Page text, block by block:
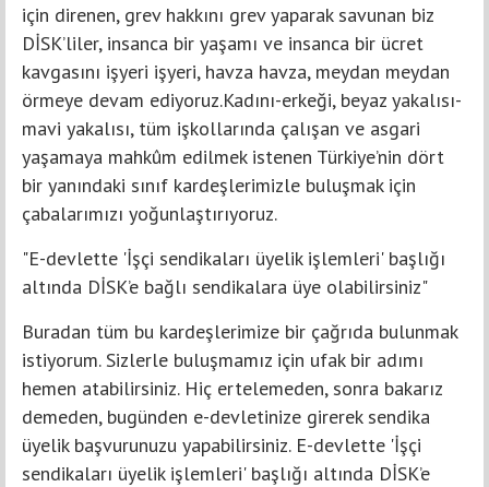
için direnen, grev hakkını grev yaparak savunan biz
DİSK’liler, insanca bir yaşamı ve insanca bir ücret
kavgasını işyeri işyeri, havza havza, meydan meydan
örmeye devam ediyoruz.Kadını-erkeği, beyaz yakalısı-
mavi yakalısı, tüm işkollarında çalışan ve asgari
yaşamaya mahkûm edilmek istenen Türkiye’nin dört
bir yanındaki sınıf kardeşlerimizle buluşmak için
çabalarımızı yoğunlaştırıyoruz.
"E-devlette 'İşçi sendikaları üyelik işlemleri' başlığı
altında DİSK’e bağlı sendikalara üye olabilirsiniz"
Buradan tüm bu kardeşlerimize bir çağrıda bulunmak
istiyorum. Sizlerle buluşmamız için ufak bir adımı
hemen atabilirsiniz. Hiç ertelemeden, sonra bakarız
demeden, bugünden e-devletinize girerek sendika
üyelik başvurunuzu yapabilirsiniz. E-devlette 'İşçi
sendikaları üyelik işlemleri' başlığı altında DİSK’e